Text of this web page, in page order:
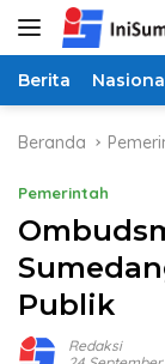
Langsung
Berita
Beranda
Pemerintah
Publik
Redaksi